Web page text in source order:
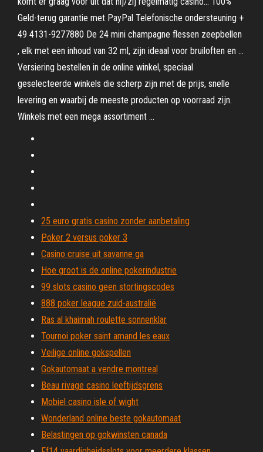
Geld-terug garantie met PayPal Telefonische ondersteuning +
49 4131-9277880 De 24 mini champagne flessen zeepbellen
, elk met een inhoud van 32 ml, zijn ideaal voor bruiloften en …
Versiering bestellen in de online winkel, speciaal
geselecteerde winkels die scherp zijn met de prijs, snelle
levering en waarbij de meeste producten op voorraad zijn.
Winkels met een mega assortiment …
25 euro gratis casino zonder aanbetaling
Poker 2 versus poker 3
Casino cruise uit savanne ga
Hoe groot is de online pokerindustrie
99 slots casino geen stortingscodes
888 poker league zuid-australië
Ras al khaimah roulette sonnenklar
Tournoi poker saint amand les eaux
Veilige online gokspellen
Gokautomaat a vendre montreal
Beau rivage casino leeftijdsgrens
Mobiel casino isle of wight
Wonderland online beste gokautomaat
Belastingen op gokwinsten canada